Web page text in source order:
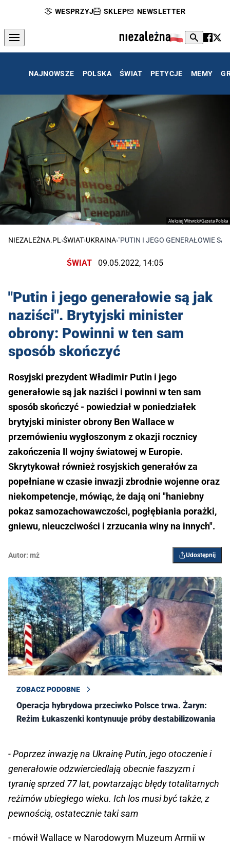
WESPRZYJ SKLEP NEWSLETTER
NAJNOWSZE POLSKA ŚWIAT PETYCJE MEMY
Aleksiej Witwicki/Gazeta Polska
NIEZALEŻNA.PL ›ŚWIAT›UKRAINA›"PUTIN I JEGO GENERAŁOWIE SĄ
ŚWIAT 09.05.2022, 14:05
"Putin i jego generałowie są jak
naziści". Brytyjski minister
obrony: Powinni w ten sam
sposób skończyć
Rosyjski prezydent Władimir Putin i jego
generałowie są jak naziści i powinni w ten sam
sposób skończyć - powiedział w poniedziałek
brytyjski minister obrony Ben Wallace w
przemówieniu wygłoszonym z okazji rocznicy
zakończenia II wojny światowej w Europie.
Skrytykował również rosyjskich generałów za
popełniane w czasie inwazji zbrodnie wojenne oraz
niekompetencje, mówiąc, że dają oni "haniebny
pokaz samozachowawczości, pogłębiania porażki,
gniewu, nieuczciwości i zrzucania winy na innych".
Autor: mż Udostępnij
ZOBACZ PODOBNE
Operacja hybrydowa przeciwko Polsce trwa. Żaryn:
Reżim Łukaszenki kontynuuje próby destabilizowania
- Poprzez inwazję na Ukrainę Putin, jego otoczenie i
generałowie odzwierciedlają obecnie faszyzm i
tyranię sprzed 77 lat, powtarzając błędy totalitarnych
reżimów ubiegłego wieku. Ich los musi być także, z
pewnością, ostatecznie taki sam
- mówił Wallace w Narodowym Muzeum Armii w